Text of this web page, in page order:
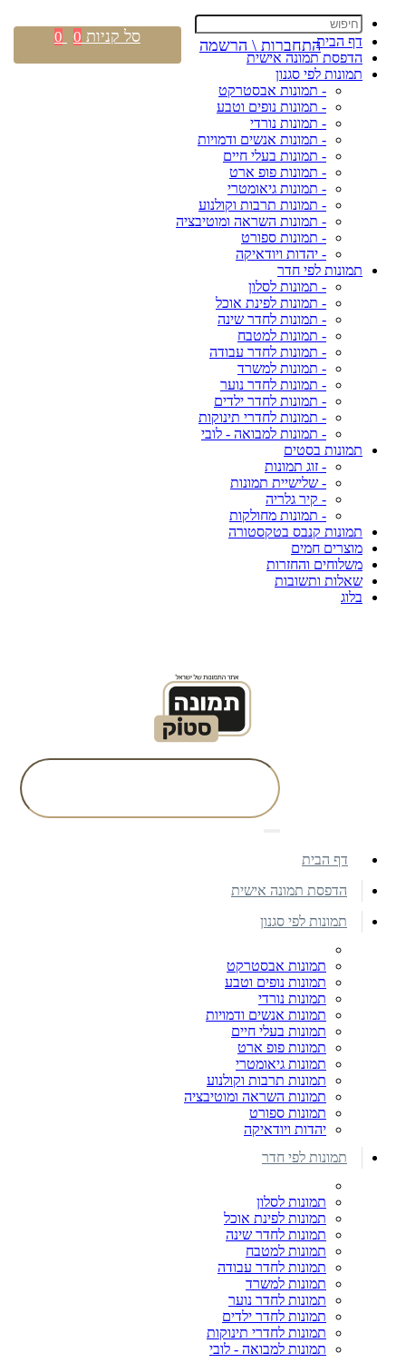
דף הבית
הדפסת תמונה אישית
תמונות לפי סגנון
- תמונות אבסטרקט
- תמונות נופים וטבע
- תמונות נורדי
- תמונות אנשים ודמויות
- תמונות בעלי חיים
- תמונות פופ ארט
- תמונות גיאומטרי
- תמונות תרבות וקולנוע
- תמונות השראה ומוטיבציה
- תמונות ספורט
- יהדות ויודאיקה
תמונות לפי חדר
- תמונות לסלון
- תמונות לפינת אוכל
- תמונות לחדר שינה
- תמונות למטבח
- תמונות לחדר עבודה
- תמונות למשרד
- תמונות לחדר נוער
- תמונות לחדר ילדים
- תמונות לחדרי תינוקות
- תמונות למבואה - לובי
תמונות בסטים
- זוג תמונות
- שלישיית תמונות
- קיר גלריה
- תמונות מחולקות
תמונות קנבס בטקסטורה
מוצרים חמים
משלוחים והחזרות
שאלות ותשובות
בלוג
התחברות \ הרשמה סל קניות 0
0
דף הבית
הדפסת תמונה אישית
תמונות לפי סגנון
תמונות אבסטרקט
תמונות נופים וטבע
תמונות נורדי
תמונות אנשים ודמויות
תמונות בעלי חיים
תמונות פופ ארט
תמונות גיאומטרי
תמונות תרבות וקולנוע
תמונות השראה ומוטיבציה
תמונות ספורט
יהדות ויודאיקה
תמונות לפי חדר
תמונות לסלון
תמונות לפינת אוכל
תמונות לחדר שינה
תמונות למטבח
תמונות לחדר עבודה
תמונות למשרד
תמונות לחדר נוער
תמונות לחדר ילדים
תמונות לחדרי תינוקות
תמונות למבואה - לובי